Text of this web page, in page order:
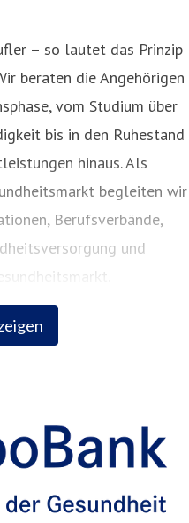
– so lautet das Prinzip
beraten die Angehörigen
vom Studium über
bis in den Ruhestand
hinaus. Als
begleiten wir
Berufsverbände,
und